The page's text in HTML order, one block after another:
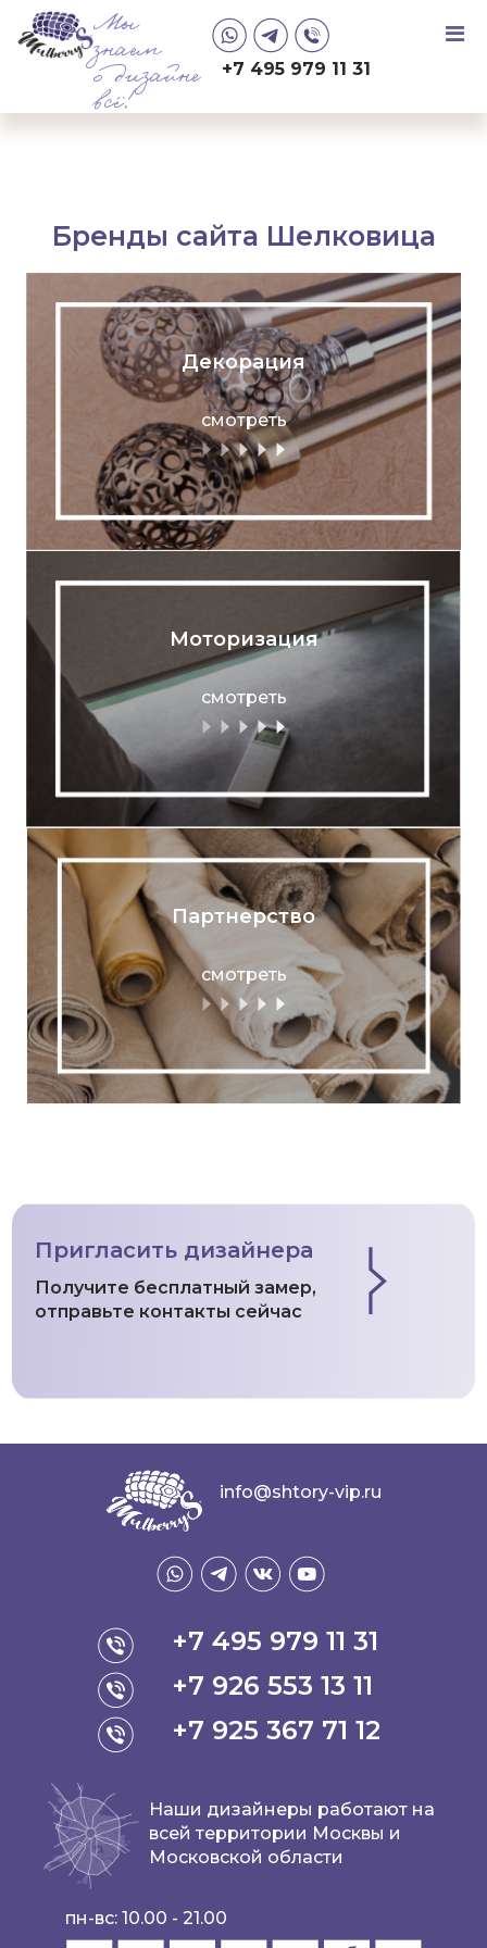
Мы
знаем
о дизайне
всё!
+7 495 979 11 31
Бренды сайта Шелковица
Декорация
смотреть
Моторизация
смотреть
Партнерство
смотреть
Пригласить дизайнера
Получите бесплатный замер,
отправьте контакты сейчас
info@shtory-vip.ru
+7 495 979 11 31
+7 926 553 13 11
+7 925 367 71 12
Наши дизайнеры работают на
всей территории Москвы и
Московской области
пн-вс: 10.00 - 21.00